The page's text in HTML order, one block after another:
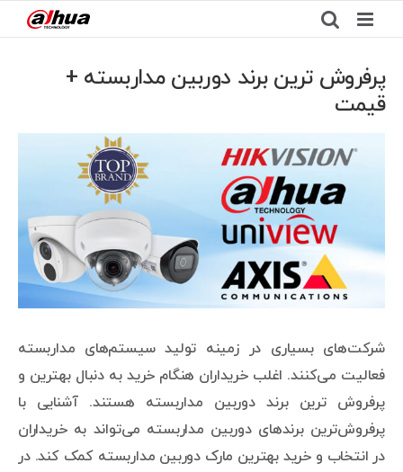
to
content
پرفروش ترین برند دوربین مداربسته +
قیمت
View
Larger
شرکت‌های بسیاری در زمینه تولید سیستم‌های مداربسته
فعالیت می‌کنند. اغلب خریداران هنگام خرید به دنبال بهترین و
پرفروش ترین برند دوربین مداربسته هستند. آشنایی با
پرفروش‌ترین برندهای دوربین مداربسته می‌تواند به خریداران
در انتخاب و خرید بهترین مارک دوربین مداربسته کمک کند. در